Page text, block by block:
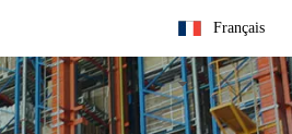
Français